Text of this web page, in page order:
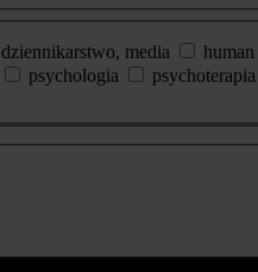
dziennikarstwo, media human
psychologia psychoterapia